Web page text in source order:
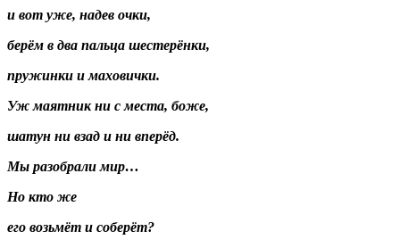
и вот уже, надев очки,
берём в два пальца шестерёнки,
пружинки и маховички.
Уж маятник ни с места, боже,
шатун ни взад и ни вперёд.
Мы разобрали мир…
Но кто же
его возьмёт и соберёт?